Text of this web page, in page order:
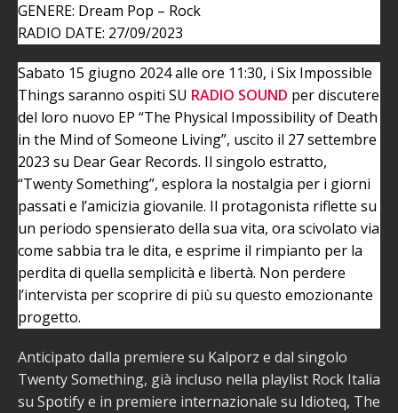
GENERE: Dream Pop – Rock
RADIO DATE: 27/09/2023
Sabato 15 giugno 2024 alle ore 11:30, i Six Impossible
Things saranno ospiti SU RADIO SOUND per discutere
del loro nuovo EP “The Physical Impossibility of Death
in the Mind of Someone Living”, uscito il 27 settembre
2023 su Dear Gear Records. Il singolo estratto,
“Twenty Something”, esplora la nostalgia per i giorni
passati e l’amicizia giovanile. Il protagonista riflette su
un periodo spensierato della sua vita, ora scivolato via
come sabbia tra le dita, e esprime il rimpianto per la
perdita di quella semplicità e libertà. Non perdere
l’intervista per scoprire di più su questo emozionante
progetto.
Anticipato dalla premiere su Kalporz e dal singolo
Twenty Something, già incluso nella playlist Rock Italia
su Spotify e in premiere internazionale su Idioteq, The